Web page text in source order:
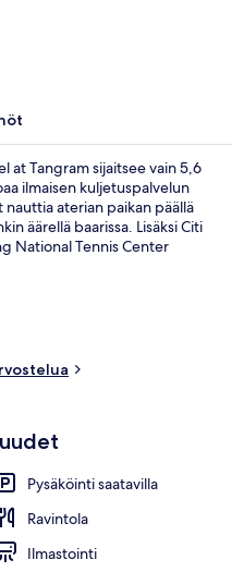
at Tangram sijaitsee vain 5,6
ilmaisen kuljetuspalvelun
aterian paikan päällä
äärellä baarissa. Lisäksi Citi
National Tennis Center
henkilökuntaa.
Pysäköinti saatavilla
Ravintola
Ilmastointi